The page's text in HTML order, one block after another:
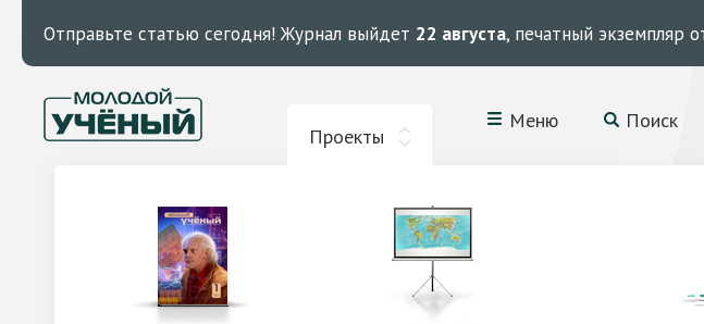
Отправьте статью сегодня! Журнал выйдет 22 августа, печатный экземпляр
Проекты
Меню Поиск